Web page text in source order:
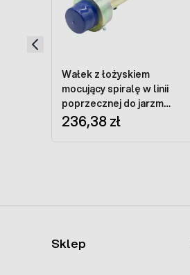
Wałek z łożyskiem
mocujący spiralę w linii
poprzecznej do jarzm
ocynkowanych fi 90 mm
236,38 zł
Sklep